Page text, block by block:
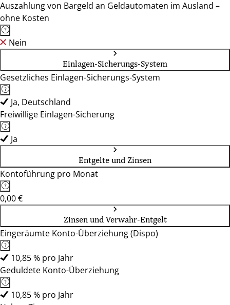
Auszahlung von Bargeld an Geldautomaten im Ausland –
ohne Kosten
Nein
Einlagen-Sicherungs-System
Gesetzliches Einlagen-Sicherungs-System
Ja, Deutschland
Freiwillige Einlagen-Sicherung
Ja
Entgelte und Zinsen
Kontoführung pro Monat
0,00 €
Zinsen und Verwahr-Entgelt
Eingeräumte Konto-Überziehung (Dispo)
10,85 % pro Jahr
Geduldete Konto-Überziehung
10,85 % pro Jahr